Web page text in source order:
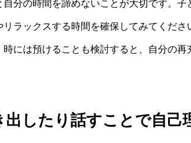
分の時間を諦めないことが大切です。子
リラックスする時間を確保してみてくだ
には預けることも検討すると、自分の再
出したり話すことで自己